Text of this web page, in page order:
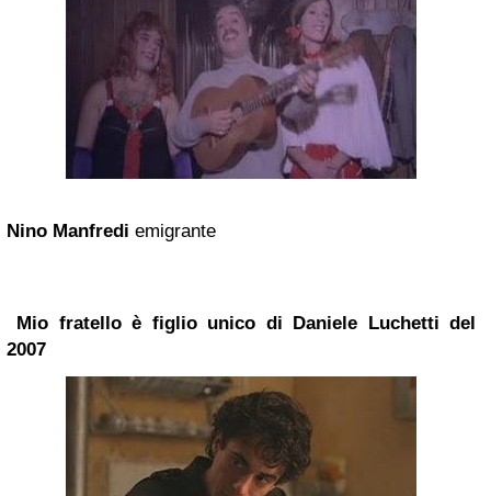
Nino Manfredi emigrante
Mio fratello è figlio unico di Daniele Luchetti del
2007